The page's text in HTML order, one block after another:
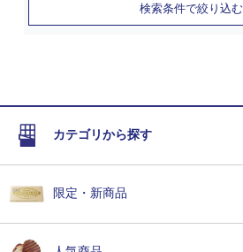
検索条件で絞り込む
カテゴリから探す
限定・新商品